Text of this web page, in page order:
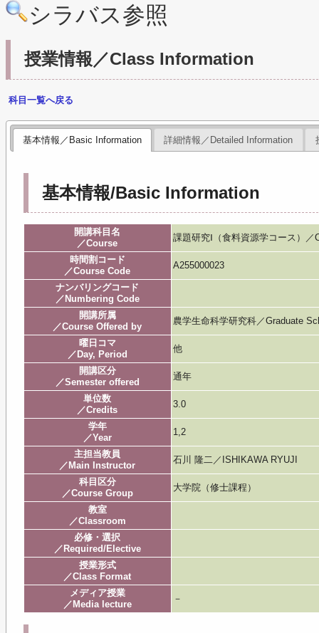
シラバス参照
授業情報／Class Information
科目一覧へ戻る
基本情報／Basic Information 詳細情報／Detailed Information
基本情報/Basic Information
開講科目名
／Course
課題研究Ⅰ（食料資源学コース）
時間割コード
／Course Code
A255000023
ナンバリングコード
／Numbering Code
開講所属
／Course Offered by
農学生命科学研究科／Graduate
曜日コマ
／Day, Period
他
開講区分
／Semester offered
通年
単位数
／Credits
3.0
学年
／Year
1,2
主担当教員
／Main Instructor
石川 隆二／ISHIKAWA RYUJI
科目区分
／Course Group
大学院（修士課程）
教室
／Classroom
必修・選択
／Required/Elective
授業形式
／Class Format
メディア授業
／Media lecture
－